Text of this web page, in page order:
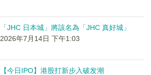
「JHC 日本城」將該名為「JHC 真好城」
2026年7月14日 下午1:03
【今日IPO】港股打新步入破发潮